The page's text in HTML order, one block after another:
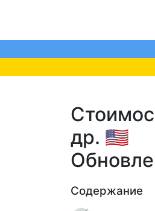
др. 🇺🇸
Содержание